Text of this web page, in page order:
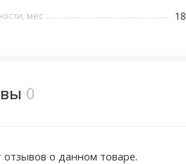
мес 18
0
отзывов о данном товаре.